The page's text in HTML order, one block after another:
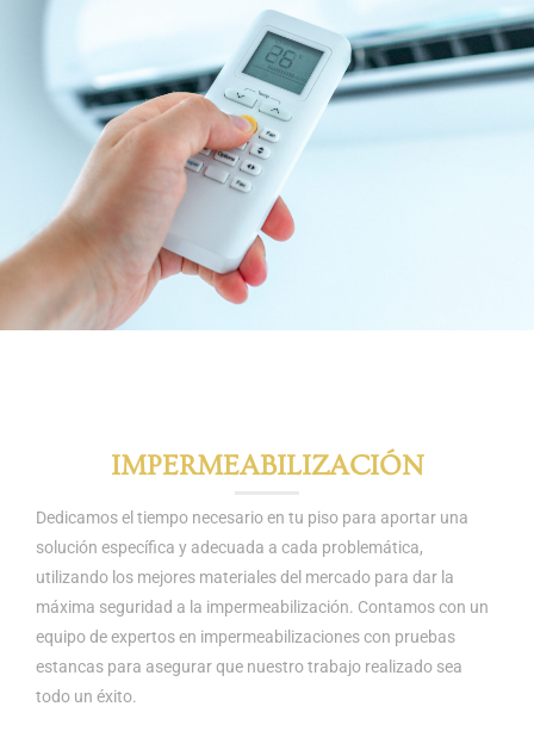
IMPERMEABILIZACIÓN
Dedicamos el tiempo necesario en tu piso para aportar una
solución específica y adecuada a cada problemática,
utilizando los mejores materiales del mercado para dar la
máxima seguridad a la impermeabilización. Contamos con un
equipo de expertos en impermeabilizaciones con pruebas
estancas para asegurar que nuestro trabajo realizado sea
todo un éxito.